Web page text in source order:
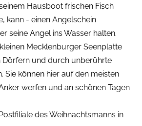
Hausboot frischen Fisch
kann - einen Angelschein
seine Angel ins Wasser halten.
Mecklenburger Seenplatte
Dörfern und durch unberührte
Sie können hier auf den meisten
werfen und an schönen Tagen
des Weihnachtsmanns in